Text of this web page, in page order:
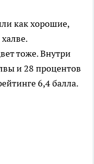
как хорошие,
тоже. Внутри
и 28 процентов
6,4 балла.